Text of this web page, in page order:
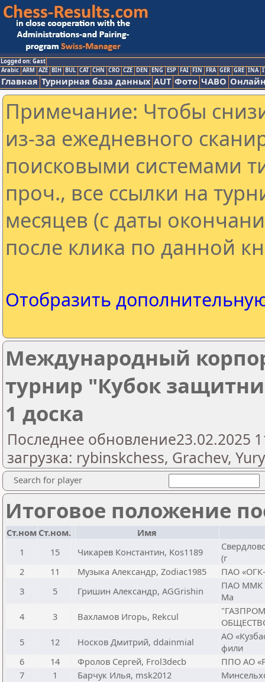
Logged on: Gast
Arabic ARM AZE BIH BUL CAT CHN CRO CZE DEN ENG ESP FAI FIN FRA GER GRE INA
Главная Турнирная база данных AUT Фото ЧАВО
Примечание: Чтобы
из-за ежедневного
поисковыми системами
проч., все ссылки на
месяцев (с даты
после клика по данной
Отобразить
Международный
турнир "Кубок
1 доска
Последнее обновление23.02.2025
загрузка: rybinskchess, Grachev,
Search for player
Итоговое положение
Ст.ном Ст.ном.
Имя
1
15 Чикарев Константин, Kos1189
(г
2
11 Музыка Александр, Zodiac1985
ПАО «ОГК-
3
5 Гришин Александр, AGGrishin
ПАО ММК
Ма
4
3 Вахламов Игорь, Rekcul
5
12 Носков Дмитрий, ddainmial
АО
фили
6
14 Фролов Сергей, Frol3decb
ППО АО
7
1 Барчук Илья, msk2012